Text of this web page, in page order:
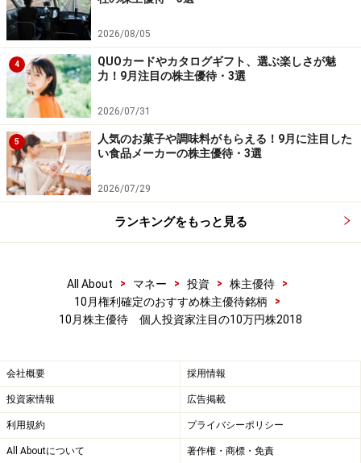
予想PER（連）35.36倍
PBR（連) ―――
予想配当利回り 無配
時価総額 約224億円
■株主優待
権利確定日：4月末・10月末
優待がもらえる株数：100株以上
優待内容：
100株以上 優待券（通常価格30%割引）・20,000円
相当のメガネレンズ仕立券（10,000円×2枚）
20,000円相当のメガネレンズ仕立券（10,000円×2枚）
ロングライフホールディング <4355>（東証
ジャスダック)
2026/08/05
4
QUOカードやカタログギフト、選ぶ楽しさが魅
力！9月注目の株主優待・3選
2026/07/31
5
人気のお菓子や調味料がもらえる！9月に注目した
い食品メーカーの株主優待・3選
2026/07/29
ランキングをもっと見る
All About > マネー > 投資 > 株主優待
>
10月権利確定のおすすめ株主優待銘柄
>
10月株主優待 個人投資家注目の10万円株2018
会社概要 採用情報
投資家情報 広告掲載
利用規約 プライバシーポリシー
All Aboutについて 著作権・商標・免責